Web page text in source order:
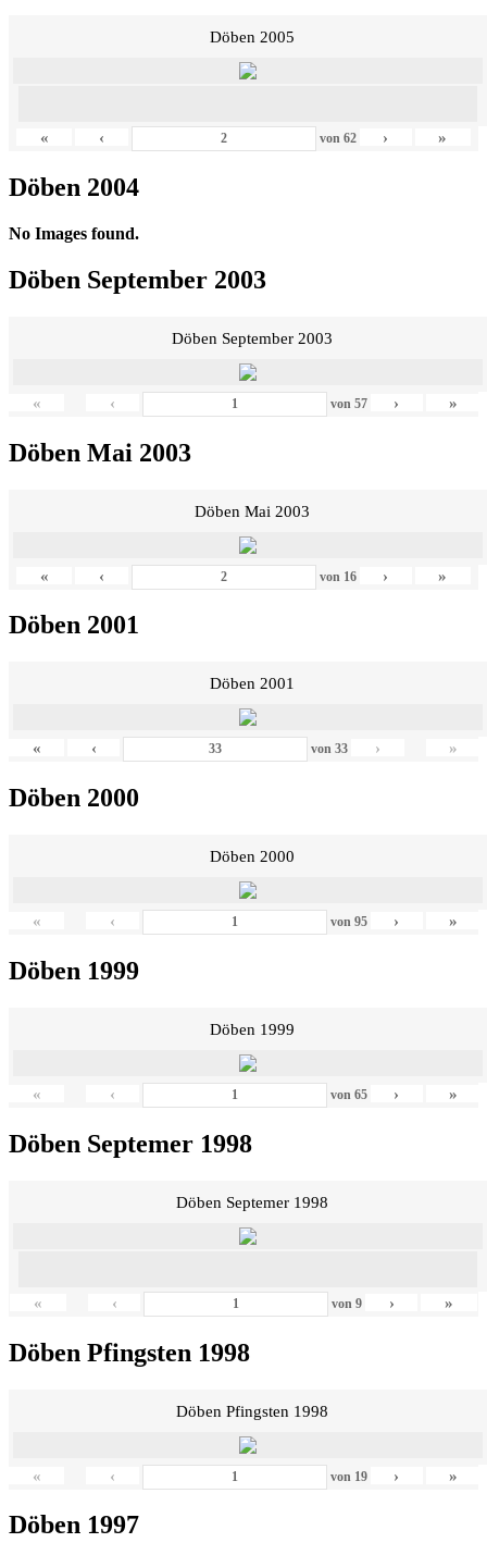
Döben 2005
« ‹ von 62 › »
Döben 2004
No Images found.
Döben September 2003
Döben September 2003
« ‹ von 57 › »
Döben Mai 2003
Döben Mai 2003
« ‹ von 16 › »
Döben 2001
Döben 2001
« ‹ von33 › »
Döben 2000
Döben 2000
« ‹ von 95 › »
Döben 1999
Döben 1999
« ‹ von 65 › »
Döben Septemer 1998
Döben Septemer 1998
« ‹ von9 › »
Döben Pfingsten 1998
Döben Pfingsten 1998
« ‹ von 19 › »
Döben 1997